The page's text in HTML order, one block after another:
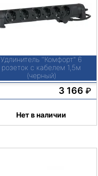
Удлинитель ''Комфорт" 6
розеток с кабелем 1,5м
(черный)
3 166 ₽
Нет в наличии